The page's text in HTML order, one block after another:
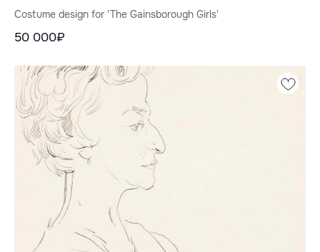
Costume design for 'The Gainsborough Girls'
50 000₽